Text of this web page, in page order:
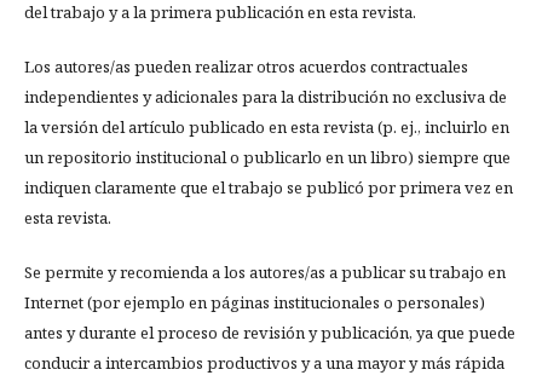
del trabajo y a la primera publicación en esta revista.
Los autores/as pueden realizar otros acuerdos contractuales
independientes y adicionales para la distribución no exclusiva de
la versión del artículo publicado en esta revista (p. ej., incluirlo en
un repositorio institucional o publicarlo en un libro) siempre que
indiquen claramente que el trabajo se publicó por primera vez en
esta revista.
Se permite y recomienda a los autores/as a publicar su trabajo en
Internet (por ejemplo en páginas institucionales o personales)
antes y durante el proceso de revisión y publicación, ya que puede
conducir a intercambios productivos y a una mayor y más rápida